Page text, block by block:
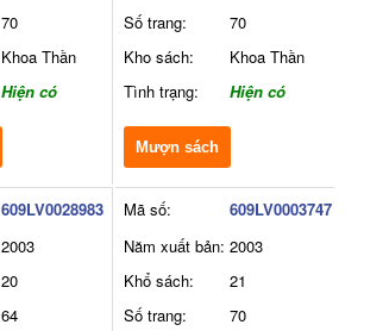
70
Khoa Thần
Hiện có
Số trang:
70
Kho sách:
Khoa Thần
Tình trạng:
Hiện có
Mượn sách
609LV0028983
2003
20
64
Mã số:
609LV0003747
Năm xuất bản: 2003
Khổ sách:
21
Số trang:
70